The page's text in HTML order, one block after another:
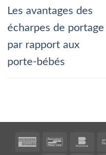
Les avantages des
écharpes de portage
par rapport aux
porte-bébés
American